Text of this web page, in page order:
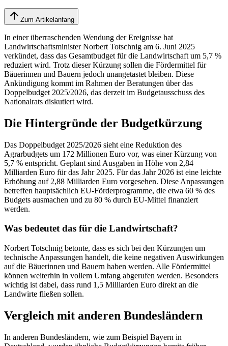
Zum Artikelanfang
In einer überraschenden Wendung der Ereignisse hat
Landwirtschaftsminister Norbert Totschnig am 6. Juni 2025
verkündet, dass das Gesamtbudget für die Landwirtschaft um 5,7 %
reduziert wird. Trotz dieser Kürzung sollen die Fördermittel für
Bäuerinnen und Bauern jedoch unangetastet bleiben. Diese
Ankündigung kommt im Rahmen der Beratungen über das
Doppelbudget 2025/2026, das derzeit im Budgetausschuss des
Nationalrats diskutiert wird.
Die Hintergründe der Budgetkürzung
Das Doppelbudget 2025/2026 sieht eine Reduktion des
Agrarbudgets um 172 Millionen Euro vor, was einer Kürzung von
5,7 % entspricht. Geplant sind Ausgaben in Höhe von 2,84
Milliarden Euro für das Jahr 2025. Für das Jahr 2026 ist eine leichte
Erhöhung auf 2,88 Milliarden Euro vorgesehen. Diese Anpassungen
betreffen hauptsächlich EU-Förderprogramme, die etwa 60 % des
Budgets ausmachen und zu 80 % durch EU-Mittel finanziert
werden.
Was bedeutet das für die Landwirtschaft?
Norbert Totschnig betonte, dass es sich bei den Kürzungen um
technische Anpassungen handelt, die keine negativen Auswirkungen
auf die Bäuerinnen und Bauern haben werden. Alle Fördermittel
können weiterhin in vollem Umfang abgerufen werden. Besonders
wichtig ist dabei, dass rund 1,5 Milliarden Euro direkt an die
Landwirte fließen sollen.
Vergleich mit anderen Bundesländern
In anderen Bundesländern, wie zum Beispiel Bayern in